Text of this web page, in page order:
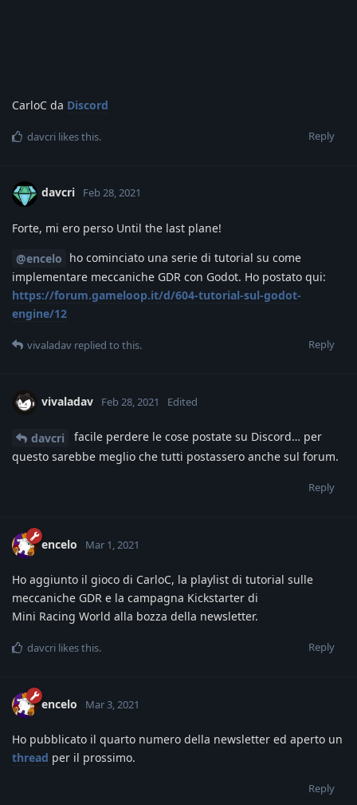
CarloC da Discord
Reply
davcri likes this.
davcri Feb 28, 2021
Forte, mi ero perso Until the last plane!
@encelo ho cominciato una serie di tutorial su come
implementare meccaniche GDR con Godot. Ho postato qui:
https://forum.gameloop.it/d/604-tutorial-sul-godot-
engine/12
Reply
vivaladav replied to this.
vivaladav Feb 28, 2021 Edited
davcri
facile perdere le cose postate su Discord… per
questo sarebbe meglio che tutti postassero anche sul forum.
Reply
encelo Mar 1, 2021
Ho aggiunto il gioco di CarloC, la playlist di tutorial sulle
meccaniche GDR e la campagna Kickstarter di
Mini Racing World alla bozza della newsletter.
Reply
davcri likes this.
encelo Mar 3, 2021
Ho pubblicato il quarto numero della newsletter ed aperto un
thread per il prossimo.
Reply